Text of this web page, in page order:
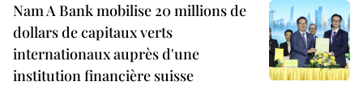
Nam A Bank mobilise 20 millions de
dollars de capitaux verts
internationaux auprès d'une
institution financière suisse